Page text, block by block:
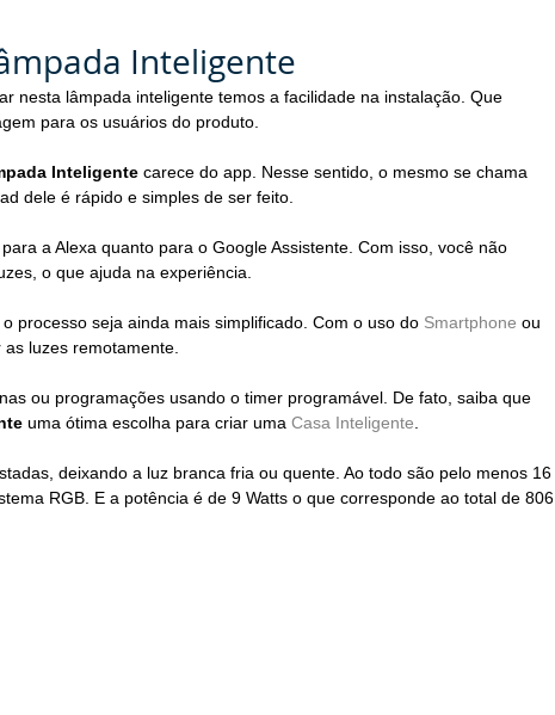
Inteligente
nesta lâmpada inteligente temos a facilidade na instalação. Que
para os usuários do produto.
Inteligente carece do app. Nesse sentido, o mesmo se chama
dele é rápido e simples de ser feito.
a Alexa quanto para o Google Assistente. Com isso, você não
o que ajuda na experiência.
processo seja ainda mais simplificado. Com o uso do Smartphone ou
luzes remotamente.
ou programações usando o timer programável. De fato, saiba que
uma ótima escolha para criar uma Casa Inteligente
deixando a luz branca fria ou quente. Ao todo são pelo menos 16
RGB. E a potência é de 9 Watts o que corresponde ao total de 806